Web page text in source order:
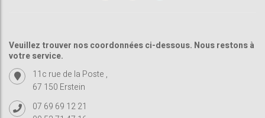
Veuillez trouver nos coordonnées ci-dessous. Nous restons à
votre service.
11c rue de la Poste ,
67 150 Erstein
07 69 69 12 21